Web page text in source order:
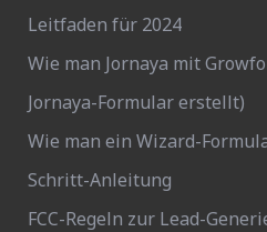
Leitfaden für 2024
Wie man Jornaya mit
Jornaya-Formular erstellt)
Wie man ein Wizard-
Schritt-Anleitung
FCC-Regeln zur Lead-